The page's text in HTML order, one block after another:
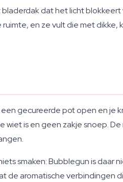
dat het licht
en ze vult die met
gecureerde pot open en je
is en geen zakje snoep.
smaken: Bubblegun is daar
de aromatische verbindingen